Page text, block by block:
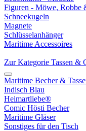
Figuren - Möwe, Robbe
Schneekugeln
Magnete
Schlüsselanhänger
Maritime Accessoires
Zur Kategorie Tassen &
Maritime Becher &
Indisch Blau
Heimartliebe®
Comic Hösti Becher
Maritime Gläser
Sonstiges für den Tisch